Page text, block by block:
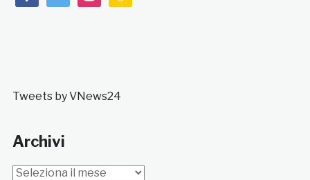
Tweets by VNews24
Archivi
Archivi